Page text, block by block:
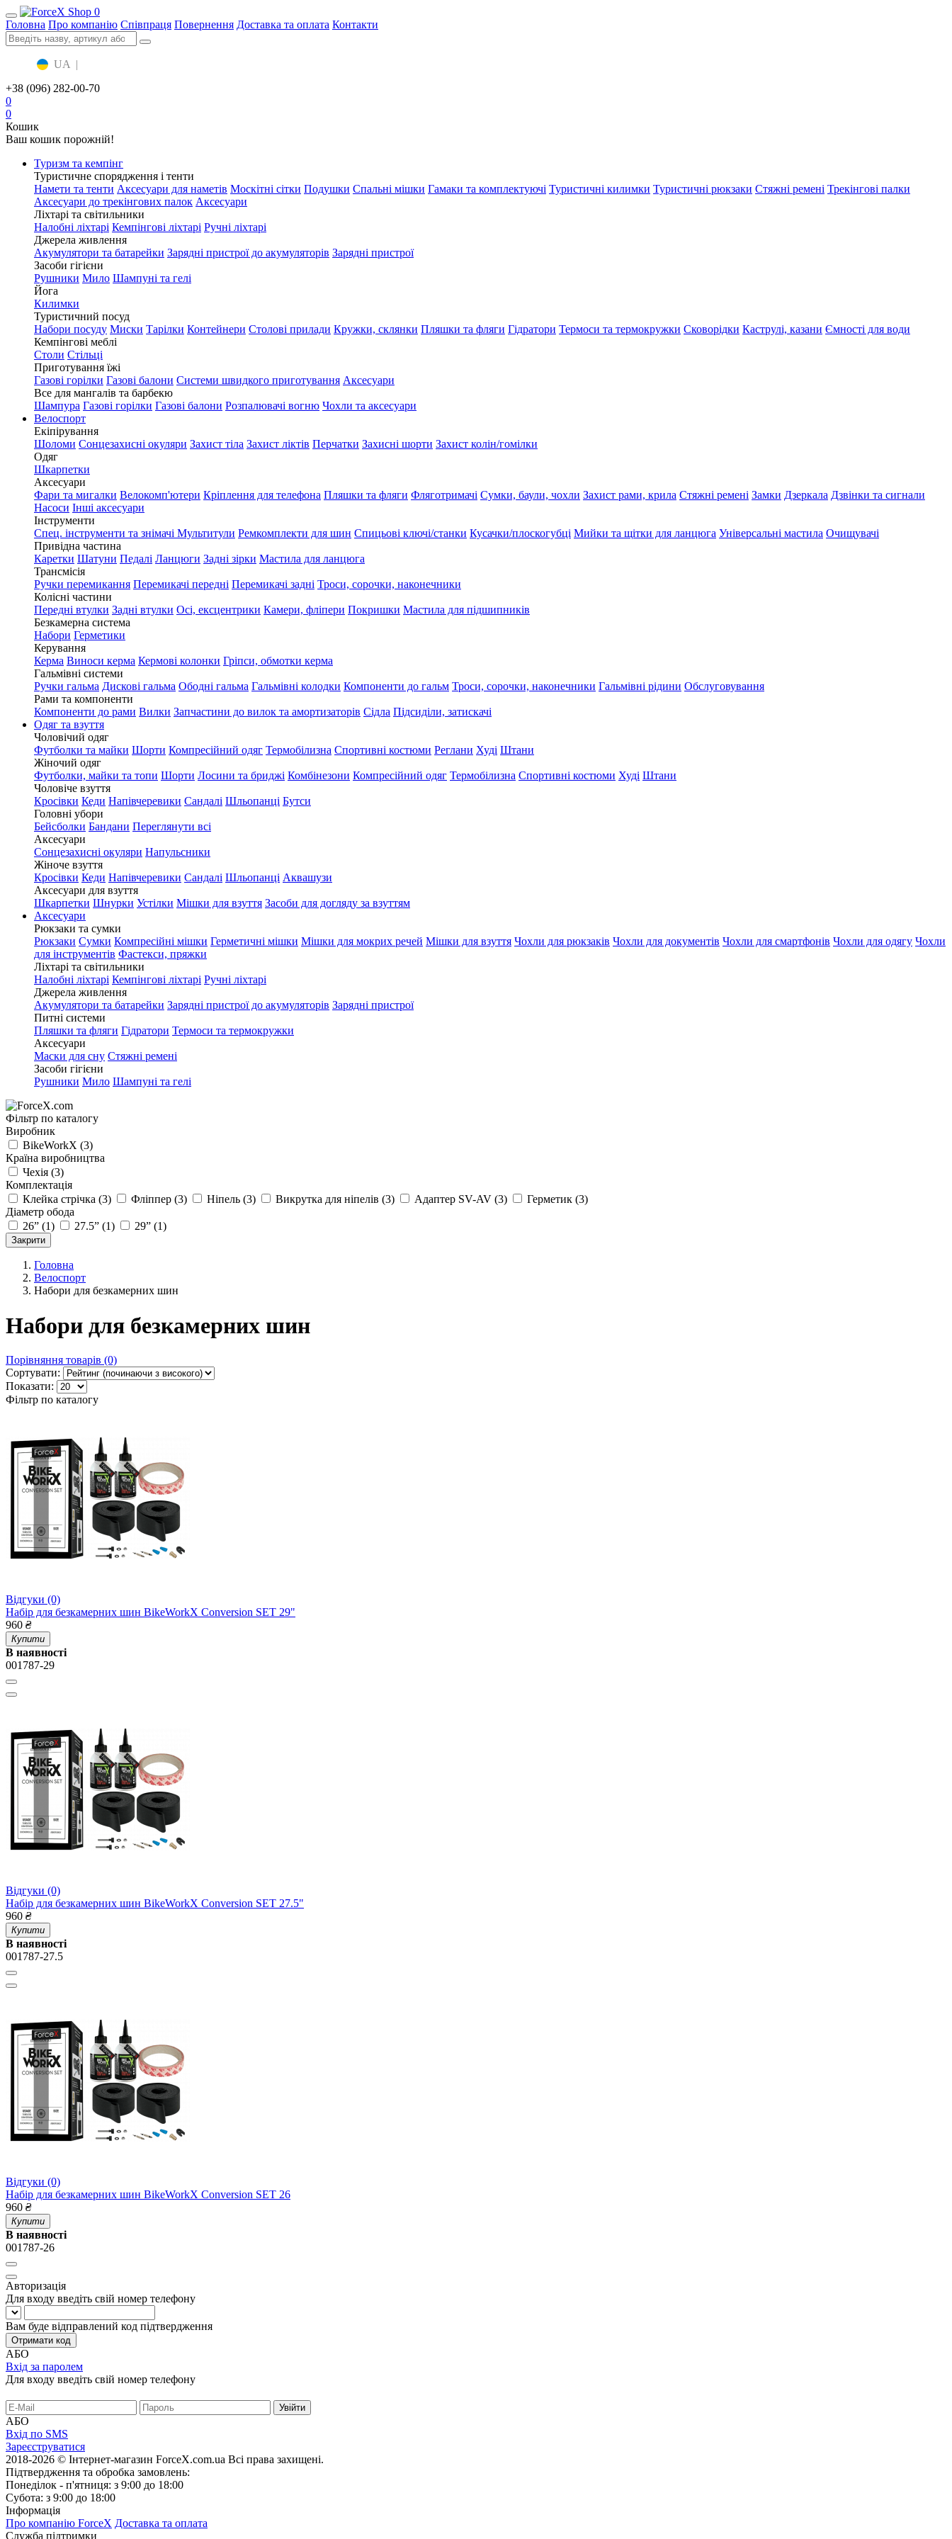
0
Головна Про компанію Співпраця Повернення Доставка та оплата Контакти
UA |
+38 (096) 282-00-70
0
0
Кошик
Ваш кошик порожній!
Туризм та кемпінг
Туристичне спорядження і тенти
Намети та тенти Аксесуари для наметів Москітні сітки Подушки Спальні мішки Гамаки та комплектуючі Туристичні килимки Туристичні рюкзаки Стяжні ремені Трекінгові палки
Аксесуари до трекінгових палок Аксесуари
Ліхтарі та світильники
Налобні ліхтарі Кемпінгові ліхтарі Ручні ліхтарі
Джерела живлення
Акумулятори та батарейки Зарядні пристрої до акумуляторів Зарядні пристрої
Засоби гігієни
Рушники Мило Шампуні та гелі
Йога
Килимки
Туристичний посуд
Набори посуду Миски Тарілки Контейнери Столові прилади Кружки, склянки Пляшки та фляги Гідратори Термоси та термокружки Сковорідки Каструлі, казани Ємності для води
Кемпінгові меблі
Столи Стільці
Приготування їжі
Газові горілки Газові балони Системи швидкого приготування Аксесуари
Все для мангалів та барбекю
Шампура Газові горілки Газові балони Розпалювачі вогню Чохли та аксесуари
Велоспорт
Екіпірування
Шоломи Сонцезахисні окуляри Захист тіла Захист ліктів Перчатки Захисні шорти Захист колін/гомілки
Одяг
Шкарпетки
Аксесуари
Фари та мигалки Велокомп'ютери Кріплення для телефона Пляшки та фляги Фляготримачі Сумки, баули, чохли Захист рами, крила Стяжні ремені Замки Дзеркала Дзвінки та сигнали
Насоси Інші аксесуари
Інструменти
Спец. інструменти та знімачі Мультитули Ремкомплекти для шин Спицьові ключі/станки Кусачки/плоскогубці Мийки та щітки для ланцюга Універсальні мастила Очищувачі
Привідна частина
Каретки Шатуни Педалі Ланцюги Задні зірки Мастила для ланцюга
Трансмісія
Ручки перемикання Перемикачі передні Перемикачі задні Троси, сорочки, наконечники
Колісні частини
Передні втулки Задні втулки Осі, ексцентрики Камери, фліпери Покришки Мастила для підшипників
Безкамерна система
Набори Герметики
Керування
Керма Виноси керма Кермові колонки Гріпси, обмотки керма
Гальмівні системи
Ручки гальма Дискові гальма Ободні гальма Гальмівні колодки Компоненти до гальм Троси, сорочки, наконечники Гальмівні рідини Обслуговування
Рами та компоненти
Компоненти до рами Вилки Запчастини до вилок та амортизаторів Сідла Підсиділи, затискачі
Одяг та взуття
Чоловічий одяг
Футболки та майки Шорти Компресійний одяг Термобілизна Спортивні костюми Реглани Худі Штани
Жіночий одяг
Футболки, майки та топи Шорти Лосини та бриджі Комбінезони Компресійний одяг Термобілизна Спортивні костюми Худі Штани
Чоловіче взуття
Кросівки Кеди Напівчеревики Сандалі Шльопанці Бутси
Головні убори
Бейсболки Бандани Переглянути всі
Аксесуари
Сонцезахисні окуляри Напульсники
Жіноче взуття
Кросівки Кеди Напівчеревики Сандалі Шльопанці Аквашузи
Аксесуари для взуття
Шкарпетки Шнурки Устілки Мішки для взуття Засоби для догляду за взуттям
Аксесуари
Рюкзаки та сумки
Рюкзаки Сумки Компресійні мішки Герметичні мішки Мішки для мокрих речей Мішки для взуття Чохли для рюкзаків Чохли для документів Чохли для смартфонів Чохли для одягу Чохли
для інструментів Фастекси, пряжки
Ліхтарі та світильники
Налобні ліхтарі Кемпінгові ліхтарі Ручні ліхтарі
Джерела живлення
Акумулятори та батарейки Зарядні пристрої до акумуляторів Зарядні пристрої
Питні системи
Пляшки та фляги Гідратори Термоси та термокружки
Аксесуари
Маски для сну Стяжні ремені
Засоби гігієни
Рушники Мило Шампуні та гелі
Фільтр по каталогу
Виробник
BikeWorkX (3)
Країна виробництва
Чехія (3)
Комплектація
Клейка стрічка (3) Фліппер (3) Ніпель (3) Викрутка для ніпелів (3) Адаптер SV-AV (3) Герметик (3)
Діаметр обода
26” (1) 27.5” (1) 29” (1)
Закрити
Головна
Велоспорт
Набори для безкамерних шин
Набори для безкамерних шин
Порівняння товарів (0)
Сортувати:
Показати:
Фільтр по каталогу
Відгуки (0)
Набір для безкамерних шин BikeWorkX Conversion SET 29"
960 ₴
Купити
В наявності
001787-29
Відгуки (0)
Набір для безкамерних шин BikeWorkX Conversion SET 27.5"
960 ₴
Купити
В наявності
001787-27.5
Відгуки (0)
Набір для безкамерних шин BikeWorkX Conversion SET 26
960 ₴
Купити
В наявності
001787-26
Авторизація
Для входу введіть свій номер телефону
Вам буде відправлений код підтвердження
Отримати код
АБО
Вхід за паролем
Для входу введіть свій номер телефону
АБО
Вхід по SMS
Зареєструватися
2018-2026 © Інтернет-магазин ForceX.com.ua Всі права захищені.
Підтвердження та обробка замовлень:
Понеділок - п'ятниця: з 9:00 до 18:00
Субота: з 9:00 до 18:00
Інформація
Про компанію ForceX Доставка та оплата
Служба підтримки